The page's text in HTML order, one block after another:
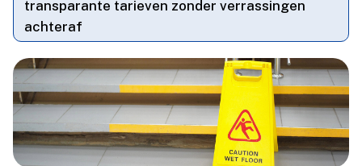
transparante tarieven zonder verrassingen
achteraf